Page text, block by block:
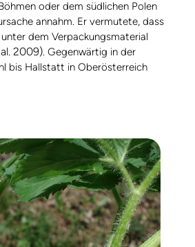
oder dem südlichen Polen
annahm. Er vermutete, dass
dem Verpackungsmaterial
2009). Gegenwärtig in der
bis Hallstatt in Oberösterreich